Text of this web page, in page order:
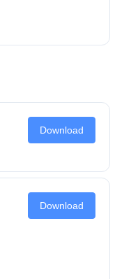
Download
Download